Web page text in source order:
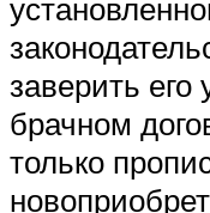
заверить его
брачном
только